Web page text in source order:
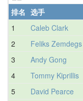
排名 选手
1
Caleb Clark
2
Feliks Zemdegs
3
Andy Gong
4
Tommy Kiprillis
5
David Pearce